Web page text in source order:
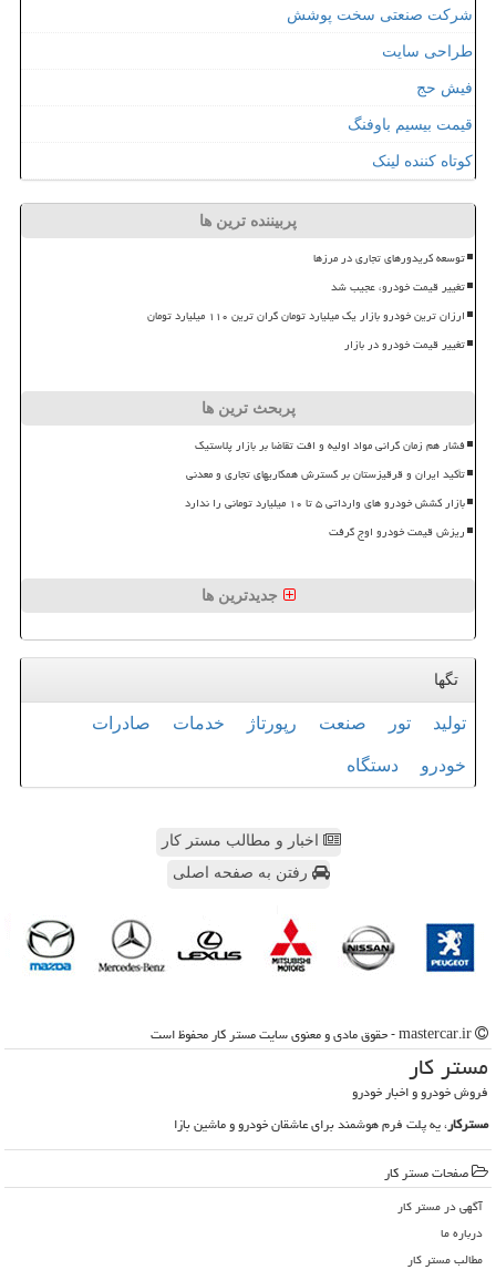
شرکت صنعتی سخت پوشش
طراحی سایت
فیش حج
قیمت بیسیم باوفنگ
کوتاه کننده لینک
پربیننده ترین ها
توسعه کریدورهای تجاری در مرزها
تغییر قیمت خودرو، عجیب شد
ارزان ترین خودرو بازار یک میلیارد تومان گران ترین ۱۱۰ میلیارد تومان
تغییر قیمت خودرو در بازار
پربحث ترین ها
فشار هم زمان گرانی مواد اولیه و افت تقاضا بر بازار پلاستیک
تأکید ایران و قرقیزستان بر گسترش همکاریهای تجاری و معدنی
بازار کشش خودرو های وارداتی ۵ تا ۱۰ میلیارد تومانی را ندارد
ریزش قیمت خودرو اوج گرفت
جدیدترین ها
تگها
تولید تور صنعت رپورتاژ خدمات صادرات
خودرو دستگاه
اخبار و مطالب مستر کار
رفتن به صفحه اصلی
مستر كار
فروش خودرو و اخبار خودرو
مسترکار، یه پلت فرم هوشمند برای عاشقان خودرو و ماشین بازا
صفحات مستر كار
آگهی در مستر كار
درباره ما
مطالب مستر كار